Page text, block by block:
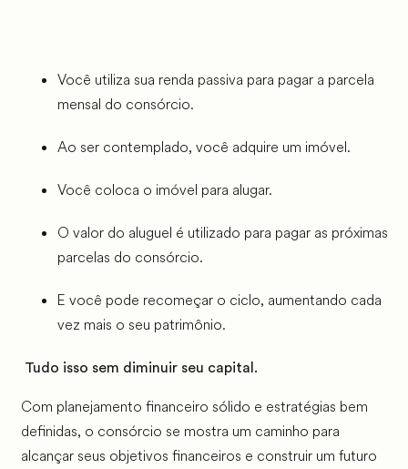
Você utiliza sua renda passiva para pagar a parcela
mensal do consórcio.
Ao ser contemplado, você adquire um imóvel.
Você coloca o imóvel para alugar.
O valor do aluguel é utilizado para pagar as próximas
parcelas do consórcio.
E você pode recomeçar o ciclo, aumentando cada
vez mais o seu patrimônio.
Tudo isso sem diminuir seu capital.
Com planejamento financeiro sólido e estratégias bem
definidas, o consórcio se mostra um caminho para
alcançar seus objetivos financeiros e construir um futuro